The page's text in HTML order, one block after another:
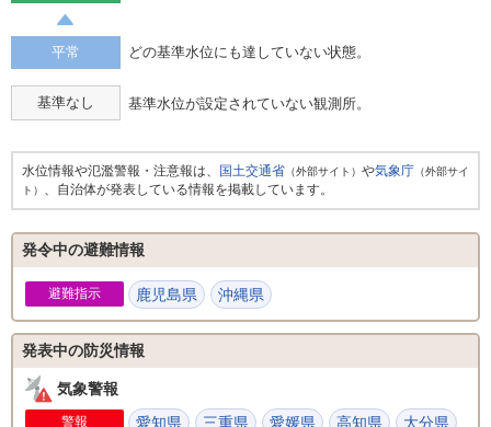
平常 どの基準水位にも達していない状態。
基準なし 基準水位が設定されていない観測所。
水位情報や氾濫警報・注意報は、 国土交通省 （外部サイト） や気象庁 （外部サイ
ト） 、自治体が発表している情報を掲載しています。
発令中の避難情報
避難指示 鹿児島県 沖縄県
発表中の防災情報
気象警報
警報 愛知県 三重県 愛媛県 高知県
大分県